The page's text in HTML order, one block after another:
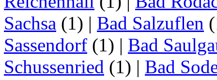
Sachsa (1) | Bad Salzuflen
Sassendorf (1) | Bad
Schussenried (1) | Bad